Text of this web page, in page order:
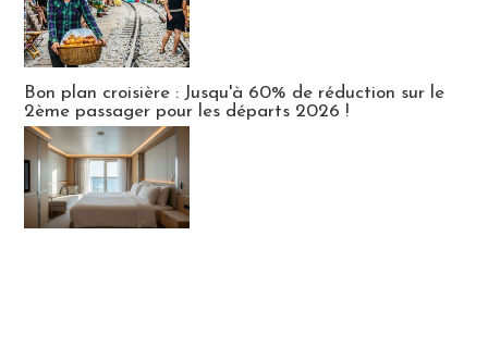
Bon plan croisière : Jusqu'à 60% de réduction sur le
2ème passager pour les départs 2026 !